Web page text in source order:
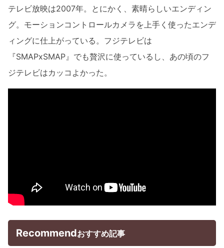
テレビ放映は2007年。とにかく、素晴らしいエンディン
グ。モーションコントロールカメラを上手く使ったエンデ
ィングに仕上がっている。フジテレビは
『SMAPxSMAP』でも贅沢に使っているし、あの頃のフ
ジテレビはカッコよかった。
Recommendおすすめ記事